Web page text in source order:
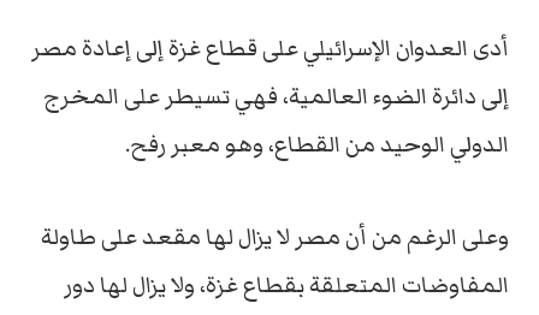
أدى العدوان الإسرائيلي على قطاع غزة إلى إعادة مصر
إلى دائرة الضوء العالمية، فهي تسيطر على المخرج
الدولي الوحيد من القطاع، وهو معبر رفح.
وعلى الرغم من أن مصر لا يزال لها مقعد على طاولة
المفاوضات المتعلقة بقطاع غزة، ولا يزال لها دور